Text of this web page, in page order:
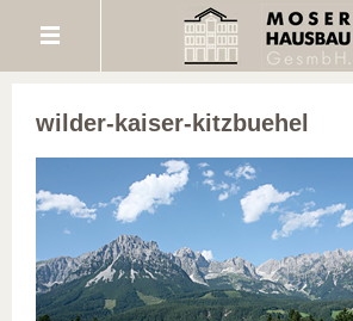
wilder-kaiser-kitzbuehel